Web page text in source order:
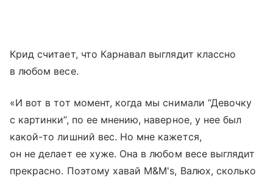
Крид считает, что Карнавал выглядит классно
в любом весе.
«И вот в тот момент, когда мы снимали “Девочку
с картинки”, по ее мнению, наверное, у нее был
какой-то лишний вес. Но мне кажется,
он не делает ее хуже. Она в любом весе выглядит
прекрасно. Поэтому хавай M&M's, Валюх, сколько